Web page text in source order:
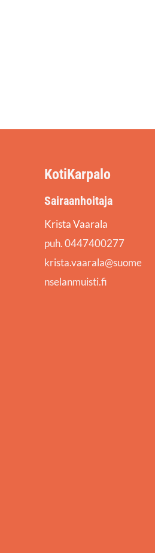
KotiKarpalo
Sairaanhoitaja
Krista Vaarala
puh. 0447400277
krista.vaarala@suome
nselanmuisti.fi